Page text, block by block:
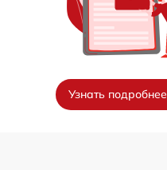
Узнать подробнее